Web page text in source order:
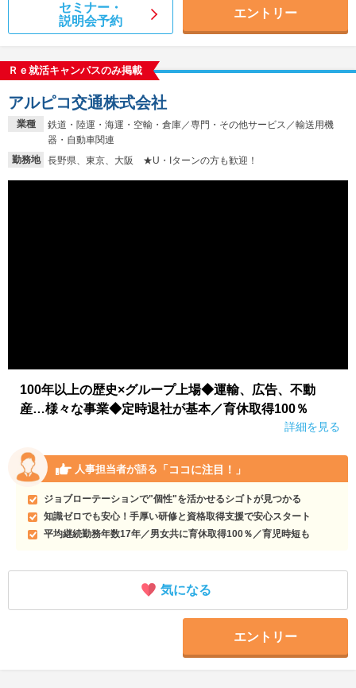
セミナー・
説明会予約
エントリー
Ｒｅ就活キャンパスのみ掲載
業種
鉄道・陸運・海運・空輸・倉庫／専門・その他サービス／輸送用機
器・自動車関連
勤務地
長野県、東京、大阪 ★U・Iターンの方も歓迎！
アルピコ交通株式会社
100年以上の歴史×グループ上場◆運輸、広告、不動
産…様々な事業◆定時退社が基本／育休取得100％
詳細を見る
人事担当者が語る 「ココに注目！」
ジョブローテーションで"個性"を活かせるシゴトが見つかる
知識ゼロでも安心！手厚い研修と資格取得支援で安心スタート
平均継続勤務年数17年／男女共に育休取得100％／育児時短も
気になる
エントリー